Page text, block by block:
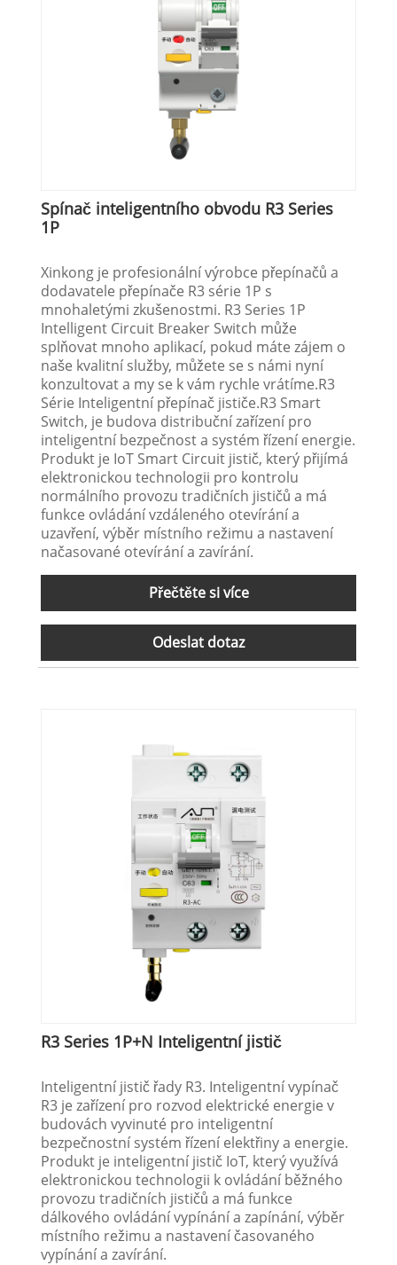
Spínač inteligentního obvodu R3 Series
1P
Xinkong je profesionální výrobce přepínačů a
dodavatele přepínače R3 série 1P s
mnohaletými zkušenostmi. R3 Series 1P
Intelligent Circuit Breaker Switch může
splňovat mnoho aplikací, pokud máte zájem o
naše kvalitní služby, můžete se s námi nyní
konzultovat a my se k vám rychle vrátíme.R3
Série Inteligentní přepínač jističe.R3 Smart
Switch, je budova distribuční zařízení pro
inteligentní bezpečnost a systém řízení energie.
Produkt je IoT Smart Circuit jistič, který přijímá
elektronickou technologii pro kontrolu
normálního provozu tradičních jističů a má
funkce ovládání vzdáleného otevírání a
uzavření, výběr místního režimu a nastavení
načasované otevírání a zavírání.
Přečtěte si více
Odeslat dotaz
R3 Series 1P+N Inteligentní jistič
Inteligentní jistič řady R3. Inteligentní vypínač
R3 je zařízení pro rozvod elektrické energie v
budovách vyvinuté pro inteligentní
bezpečnostní systém řízení elektřiny a energie.
Produkt je inteligentní jistič IoT, který využívá
elektronickou technologii k ovládání běžného
provozu tradičních jističů a má funkce
dálkového ovládání vypínání a zapínání, výběr
místního režimu a nastavení časovaného
vypínání a zavírání.